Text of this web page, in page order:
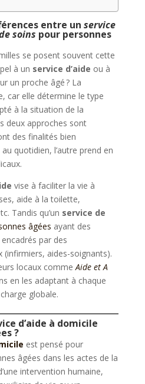
entre un service
soins pour personnes
se posent souvent cette
à un service d’aide ou à
un proche âgé ? La
car elle détermine le type
à la situation de la
deux approches sont
des finalités bien
quotidien, l’autre prend en
vise à faciliter la vie à
aide à la toilette,
Tandis qu’un service de
âgées ayant des
par des
aides-soignants).
locaux commeAide et A
en les adaptant à chaque
globale.
d’aide à domicile
?
est pensé pour
âgées dans les actes de la
intervention humaine,